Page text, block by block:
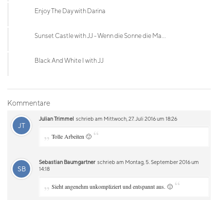
Enjoy The Day with Darina
Sunset Castle with JJ - Wenn die Sonne die Ma...
Black And White I with JJ
Kommentare
JT
Julian Trimmel schrieb am Mittwoch, 27. Juli 2016 um 18:26
„ Tolle Arbeiten 🙂 “
SB
Sebastian Baumgartner schrieb am Montag, 5. September 2016 um
14:18
„ Sieht angenehm unkompliziert und entspannt aus. 🙂 “